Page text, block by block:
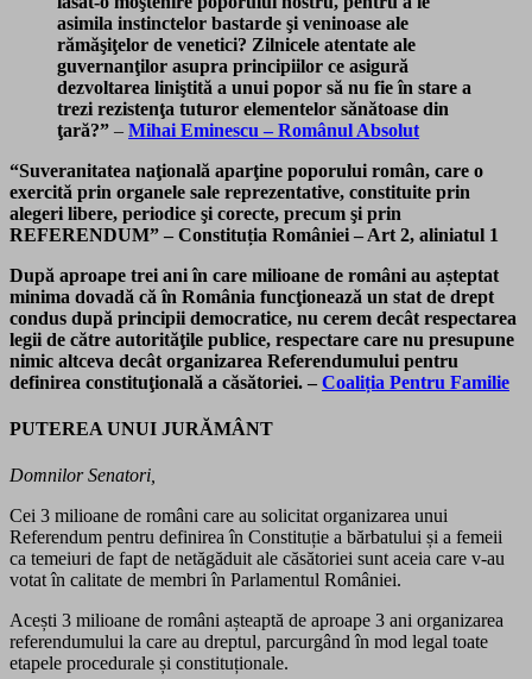
asimila instinctelor bastarde şi veninoase ale
rămăşiţelor de venetici? Zilnicele atentate ale
guvernanţilor asupra principiilor ce asigură
dezvoltarea liniştită a unui popor să nu fie în stare a
trezi rezistenţa tuturor elementelor sănătoase din
ţară?” – Mihai Eminescu – Românul Absolut
“Suveranitatea naţională aparţine poporului român, care o
exercită prin organele sale reprezentative, constituite prin
alegeri libere, periodice şi corecte, precum şi prin
REFERENDUM” – Constituția României – Art 2, aliniatul 1
După aproape trei ani în care milioane de români au așteptat
minima dovadă că în România funcţionează un stat de drept
condus după principii democratice, nu cerem decât respectarea
legii de către autorităţile publice, respectare care nu presupune
nimic altceva decât organizarea Referendumului pentru
definirea constituţională a căsătoriei. – Coaliția Pentru Familie
PUTEREA UNUI JURĂMÂNT
Domnilor Senatori,
Cei 3 milioane de români care au solicitat organizarea unui
Referendum pentru definirea în Constituție a bărbatului și a femeii
ca temeiuri de fapt de netăgăduit ale căsătoriei sunt aceia care v-au
votat în calitate de membri în Parlamentul României.
Acești 3 milioane de români așteaptă de aproape 3 ani organizarea
referendumului la care au dreptul, parcurgând în mod legal toate
etapele procedurale și constituționale.